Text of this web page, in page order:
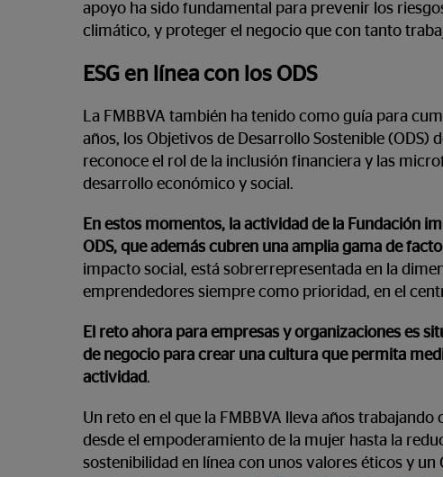
apoyo ha sido fundamental para prevenir los
climático, y proteger el negocio que con tanto
ESG en línea con los ODS
La FMBBVA también ha tenido como guía para
años, los Objetivos de Desarrollo Sostenible (ODS)
reconoce el rol de la inclusión financiera y las
desarrollo económico y social.
En estos momentos, la actividad de la Fundación
ODS, que además cubren una amplia gama de
impacto social, está sobrerrepresentada en la
emprendedores siempre como prioridad, en el
El reto ahora para empresas y organizaciones es
de negocio para crear una cultura que permita
actividad.
Un reto en el que la FMBBVA lleva años
desde el empoderamiento de la mujer hasta la
sostenibilidad en línea con unos valores éticos y